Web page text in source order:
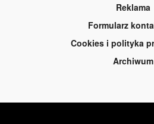
Reklama
Formularz
Cookies i polityka
Archiwum